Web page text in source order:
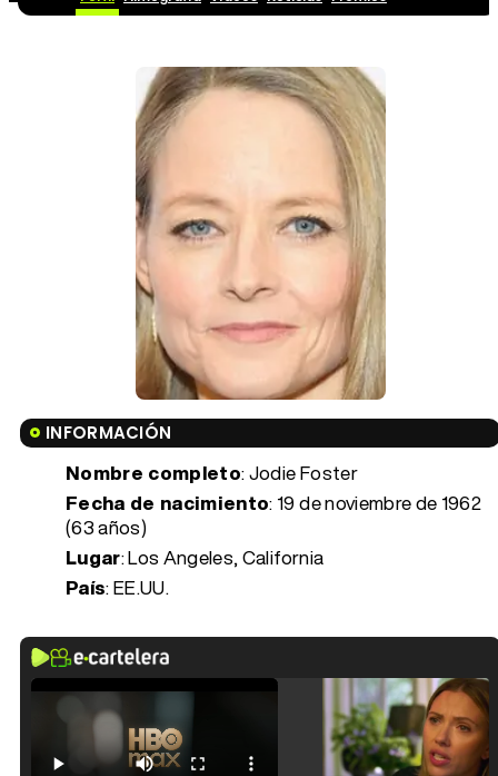
INFORMACIÓN
Nombre completo: Jodie Foster
Fecha de nacimiento: 19 de noviembre de 1962
(63 años)
Lugar: Los Angeles, California
País: EE.UU.